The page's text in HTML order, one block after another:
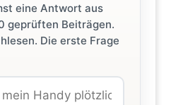
eine Antwort aus
geprüften Beiträgen.
Die erste Frage